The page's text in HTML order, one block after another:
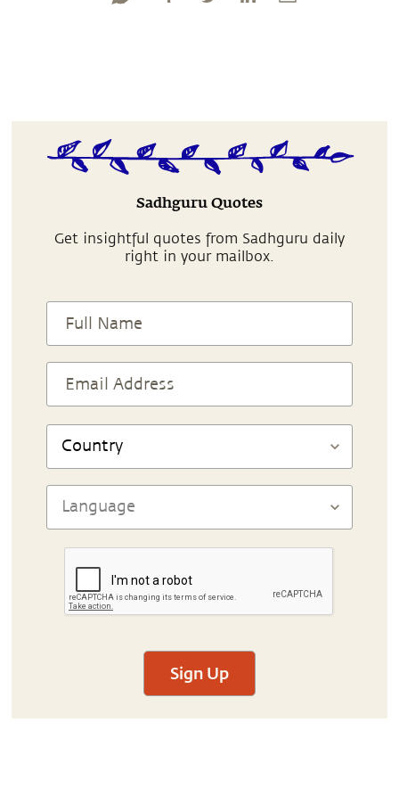
Sadhguru Quotes
Get insightful quotes from Sadhguru daily
right in your mailbox.
Sign Up